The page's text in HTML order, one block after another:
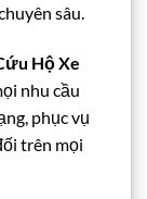
sâu.
Hộ Xe
nhu cầu
phục vụ
trên mọi